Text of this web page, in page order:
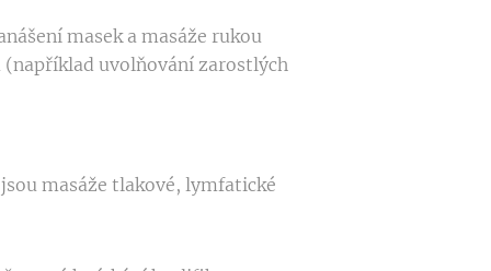
masek a masáže rukou
(například uvolňování zarostlých
masáže tlakové, lymfatické